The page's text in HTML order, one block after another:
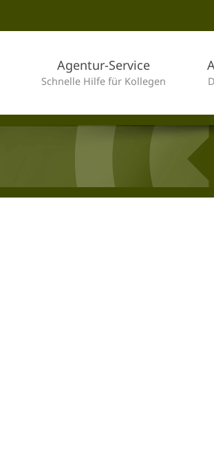
Agentur-Service
Schnelle Hilfe für Kollegen